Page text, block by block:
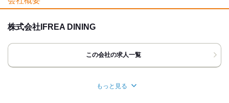
服装自由
東京都 目黒区⁄中目黒駅 (徒歩 2分)ほか
[住所]
地図・アクセス詳細を見る
株式会社IFREA DINING
この会社の求人一覧
もっと見る